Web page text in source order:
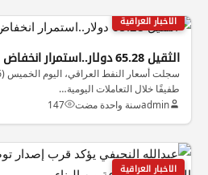
الاخبار العراقية
الثقيل 65.28 دولار..استمرار انخفاض اسعار النفط في العراق
طفيفًا خلال التعاملات اليومية…
adminسنة واحدة مضت 147
الاخبار العراقية